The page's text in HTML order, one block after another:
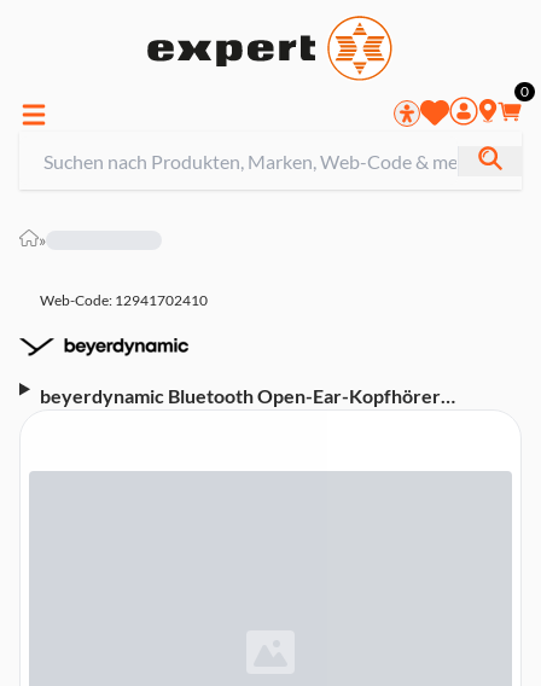
0
»
Web-Code: 12941702410
beyerdynamic Bluetooth Open-Ear-Kopfhörer